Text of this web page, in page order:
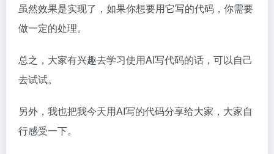
虽然效果是实现了，如果你想要用它写的代码，你需要
做一定的处理。
总之，大家有兴趣去学习使用AI写代码的话，可以自己
去试试。
另外，我也把我今天用AI写的代码分享给大家，大家自
行感受一下。